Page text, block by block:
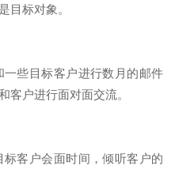
目标对象。
些目标客户进行数月的邮件
户进行面对面交流。
客户会面时间，倾听客户的